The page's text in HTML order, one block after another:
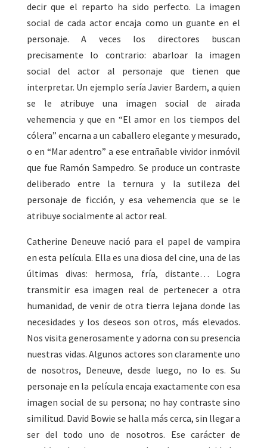
decir que el reparto ha sido perfecto. La imagen
social de cada actor encaja como un guante en el
personaje. A veces los directores buscan
precisamente lo contrario: abarloar la imagen
social del actor al personaje que tienen que
interpretar. Un ejemplo sería Javier Bardem, a quien
se le atribuye una imagen social de airada
vehemencia y que en “El amor en los tiempos del
cólera” encarna a un caballero elegante y mesurado,
o en “Mar adentro” a ese entrañable vividor inmóvil
que fue Ramón Sampedro. Se produce un contraste
deliberado entre la ternura y la sutileza del
personaje de ficción, y esa vehemencia que se le
atribuye socialmente al actor real.
Catherine Deneuve nació para el papel de vampira
en esta película. Ella es una diosa del cine, una de las
últimas divas: hermosa, fría, distante… Logra
transmitir esa imagen real de pertenecer a otra
humanidad, de venir de otra tierra lejana donde las
necesidades y los deseos son otros, más elevados.
Nos visita generosamente y adorna con su presencia
nuestras vidas. Algunos actores son claramente uno
de nosotros, Deneuve, desde luego, no lo es. Su
personaje en la película encaja exactamente con esa
imagen social de su persona; no hay contraste sino
similitud. David Bowie se halla más cerca, sin llegar a
ser del todo uno de nosotros. Ese carácter de